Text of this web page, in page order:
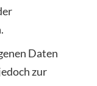
Daten
zur